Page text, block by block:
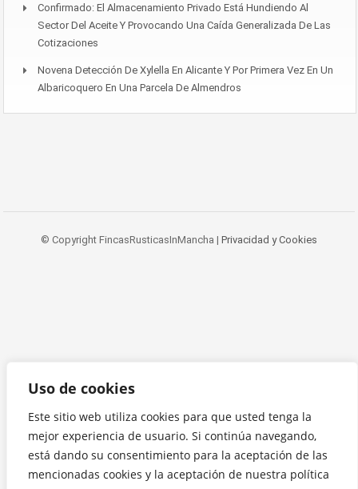
Uso de cookies
Este sitio web utiliza cookies para que usted tenga la
mejor experiencia de usuario. Si continúa navegando,
está dando su consentimiento para la aceptación de las
mencionadas cookies y la aceptación de nuestra política
Confirmado: El Almacenamiento Privado Está Hundiendo Al
Sector Del Aceite Y Provocando Una Caída Generalizada De Las
Cotizaciones
Novena Detección De Xylella En Alicante Y Por Primera Vez En Un
Albaricoquero En Una Parcela De Almendros
© Copyright FincasRusticasInMancha | Privacidad y Cookies